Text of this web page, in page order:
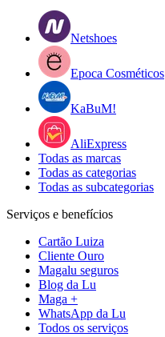
Netshoes
Epoca Cosméticos
KaBuM!
AliExpress
Todas as marcas
Todas as categorias
Todas as subcategorias
Serviços e benefícios
Cartão Luiza
Cliente Ouro
Magalu seguros
Blog da Lu
Maga +
WhatsApp da Lu
Todos os serviços